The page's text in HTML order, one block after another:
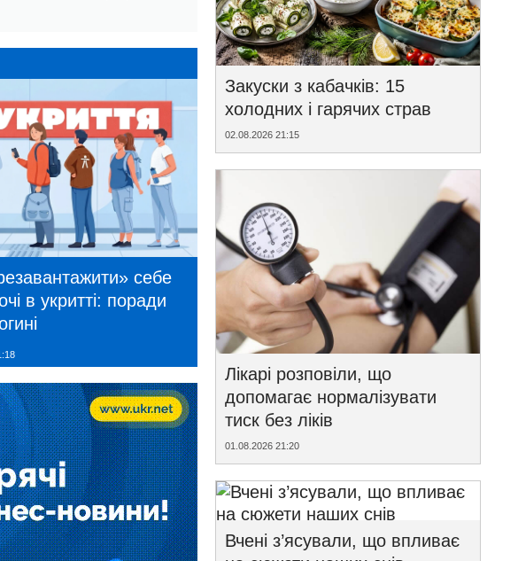
себе
в укритті: поради
Закуски з кабачків: 15
холодних і гарячих страв
02.08.2026 21:15
Лікарі розповіли, що
допомагає нормалізувати
тиск без ліків
01.08.2026 21:20
Вчені з’ясували, що впливає